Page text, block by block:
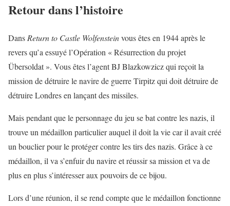
Retour dans l’histoire
DansReturn to Castle Wolfensteinvous êtes en 1944 après le
revers qu’a essuyé l’Opération « Résurrection du projet
Übersoldat ». Vous êtes l’agent BJ Blazkowzicz qui reçoit la
mission de détruire le navire de guerre Tirpitz qui doit détruire de
détruire Londres en lançant des missiles.
Mais pendant que le personnage du jeu se bat contre les nazis, il
trouve un médaillon particulier auquel il doit la vie car il avait créé
un bouclier pour le protéger contre les tirs des nazis. Grâce à ce
médaillon, il va s’enfuir du navire et réussir sa mission et va de
plus en plus s’intéresser aux pouvoirs de ce bijou.
Lors d’une réunion, il se rend compte que le médaillon fonctionne